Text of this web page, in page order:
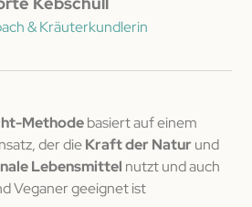
& Kräuterkundlerin
Methodebasiert auf einem
der dieKraft der Naturund
Lebensmittel nutzt und auch
Veganer geeignet ist